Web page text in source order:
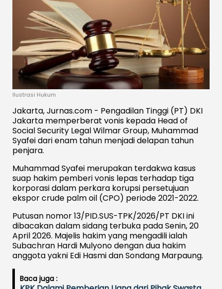
Ilustrasi Hukum
Jakarta, Jurnas.com - Pengadilan Tinggi (PT) DKI
Jakarta memperberat vonis kepada Head of
Social Security Legal Wilmar Group, Muhammad
Syafei dari enam tahun menjadi delapan tahun
penjara.
Muhammad Syafei merupakan terdakwa kasus
suap hakim pemberi vonis lepas terhadap tiga
korporasi dalam perkara korupsi persetujuan
ekspor crude palm oil (CPO) periode 2021-2022.
Putusan nomor 13/PID.SUS-TPK/2026/PT DKI ini
dibacakan dalam sidang terbuka pada Senin, 20
April 2026. Majelis hakim yang mengadili ialah
Subachran Hardi Mulyono dengan dua hakim
anggota yakni Edi Hasmi dan Sondang Marpaung.
Baca juga :